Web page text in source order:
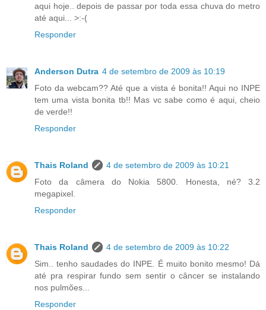
aqui hoje.. depois de passar por toda essa chuva do metro
até aqui... >:-(
Responder
Anderson Dutra 4 de setembro de 2009 às 10:19
Foto da webcam?? Até que a vista é bonita!! Aqui no INPE
tem uma vista bonita tb!! Mas vc sabe como é aqui, cheio
de verde!!
Responder
Thais Roland
4 de setembro de 2009 às 10:21
Foto da câmera do Nokia 5800. Honesta, né? 3.2
megapixel.
Responder
Thais Roland
4 de setembro de 2009 às 10:22
Sim.. tenho saudades do INPE. É muito bonito mesmo! Dá
até pra respirar fundo sem sentir o câncer se instalando
nos pulmões...
Responder